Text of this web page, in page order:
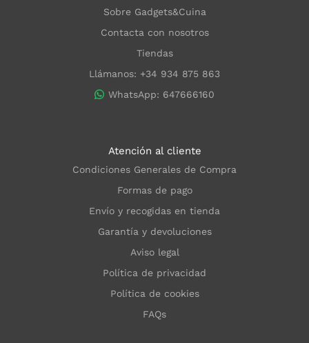
Sobre Gadgets&Cuina
Contacta con nosotros
Tiendas
Llámanos: +34 934 875 863
WhatsApp: 647666160
Atención al cliente
Condiciones Generales de Compra
Formas de pago
Envío y recogidas en tienda
Garantía y devoluciones
Aviso legal
Política de privacidad
Política de cookies
FAQs